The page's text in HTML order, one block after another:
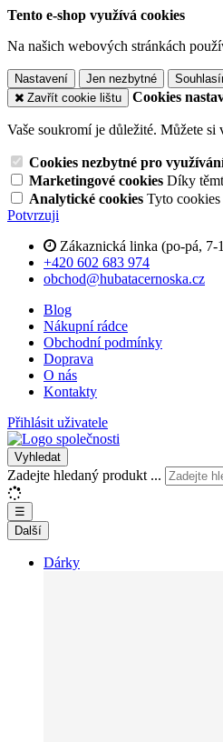
Tento e-shop využívá cookies
Na našich webových stránkách
Nastavení Jen nezbytné
Zavřít cookie lištu
Cookies
Vaše soukromí je důležité. Můžete si
Cookies nezbytné pro
Marketingové cookies Díky
Analytické cookies Tyto
Potvrzuji
Zákaznická linka (po-pá, 7-
+420 602 683 974
obchod@hubatacernoska.cz
Blog
Nákupní rádce
Obchodní podmínky
Doprava
O nás
Kontakty
Přihlásit uživatele
Vyhledat
Zadejte hledaný produkt ...
☰
Další
Dárky